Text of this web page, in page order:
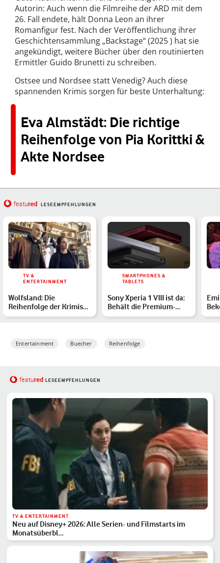
Autorin: Auch wenn die Filmreihe der ARD mit dem
26. Fall endete, hält Donna Leon an ihrer
Romanfigur fest. Nach der Veröffentlichung ihrer
Geschichtensammlung „Backstage“ (2025 ) hat sie
angekündigt, weitere Bücher über den routinierten
Ermittler Guido Brunetti zu schreiben.
Ostsee und Nordsee statt Venedig? Auch diese
spannenden Krimis sorgen für beste Unterhaltung:
Eva Almstädt: Die richtige
Reihenfolge von Pia Korittki &
Akte Nordsee
featured LESEEMPFEHLUNGEN
TV &
ENTERTAINMENT
Wolfsland: Die
Reihenfolge der Krimis
mit Yvonne Catterfeld
SMARTPHONES &
TABLETS
Sony Xperia 1 VIII ist da:
Behält die Premium-
Reihe ihren Charakt…
Entertainment Buecher Reihenfolge
featured LESEEMPFEHLUNGEN
TV & ENTERTAINMENT
Neu auf Disney+ 2026: Alle Serien- und Filmstarts im
Monatsüberbl…